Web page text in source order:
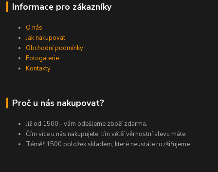
Informace pro zákazníky
O nás
Jak nakupovat
Obchodní podmínky
Fotogalerie
Kontakty
Proč u nás nakupovat?
Již od 1500,- vám odešleme zboží zdarma.
Čím více u nás nakupujete, tím větší věrnostní slevu máte.
Téměř 1500 položek skladem, které neustále rozšiřujeme.